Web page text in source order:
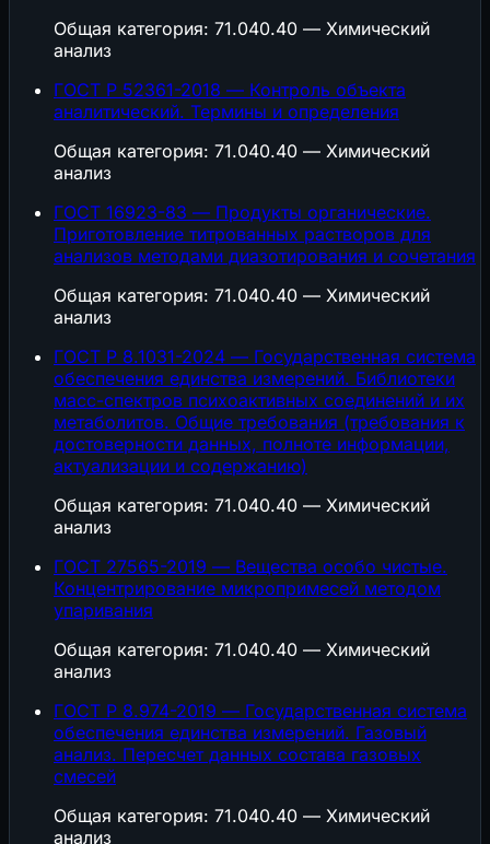
Общая категория: 71.040.40 — Химический
анализ
ГОСТ Р 52361-2018 — Контроль объекта
аналитический. Термины и определения
Общая категория: 71.040.40 — Химический
анализ
ГОСТ 16923-83 — Продукты органические.
Приготовление титрованных растворов для
анализов методами диазотирования и сочетания
Общая категория: 71.040.40 — Химический
анализ
ГОСТ Р 8.1031-2024 — Государственная система
обеспечения единства измерений. Библиотеки
масс-спектров психоактивных соединений и их
метаболитов. Общие требования (требования к
достоверности данных, полноте информации,
актуализации и содержанию)
Общая категория: 71.040.40 — Химический
анализ
ГОСТ 27565-2019 — Вещества особо чистые.
Концентрирование микропримесей методом
упаривания
Общая категория: 71.040.40 — Химический
анализ
ГОСТ Р 8.974-2019 — Государственная система
обеспечения единства измерений. Газовый
анализ. Пересчет данных состава газовых
смесей
Общая категория: 71.040.40 — Химический
анализ